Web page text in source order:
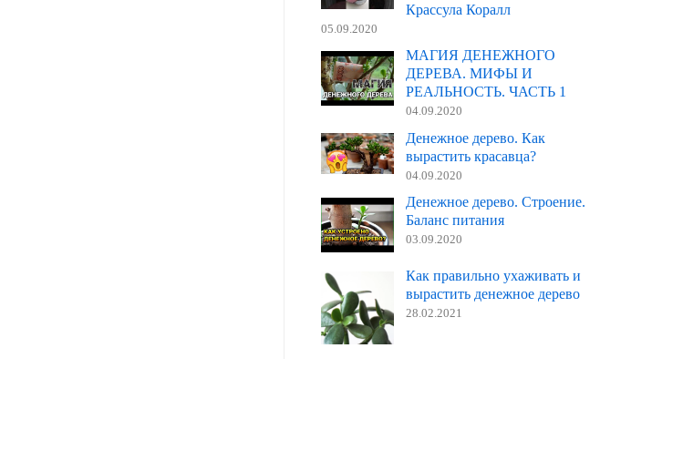
Крассула Коралл
05.09.2020
МАГИЯ ДЕНЕЖНОГО
ДЕРЕВА. МИФЫ И
РЕАЛЬНОСТЬ. ЧАСТЬ 1
04.09.2020
Денежное дерево. Как
вырастить красавца?
04.09.2020
Денежное дерево. Строение.
Баланс питания
03.09.2020
Как правильно ухаживать и
вырастить денежное дерево
28.02.2021